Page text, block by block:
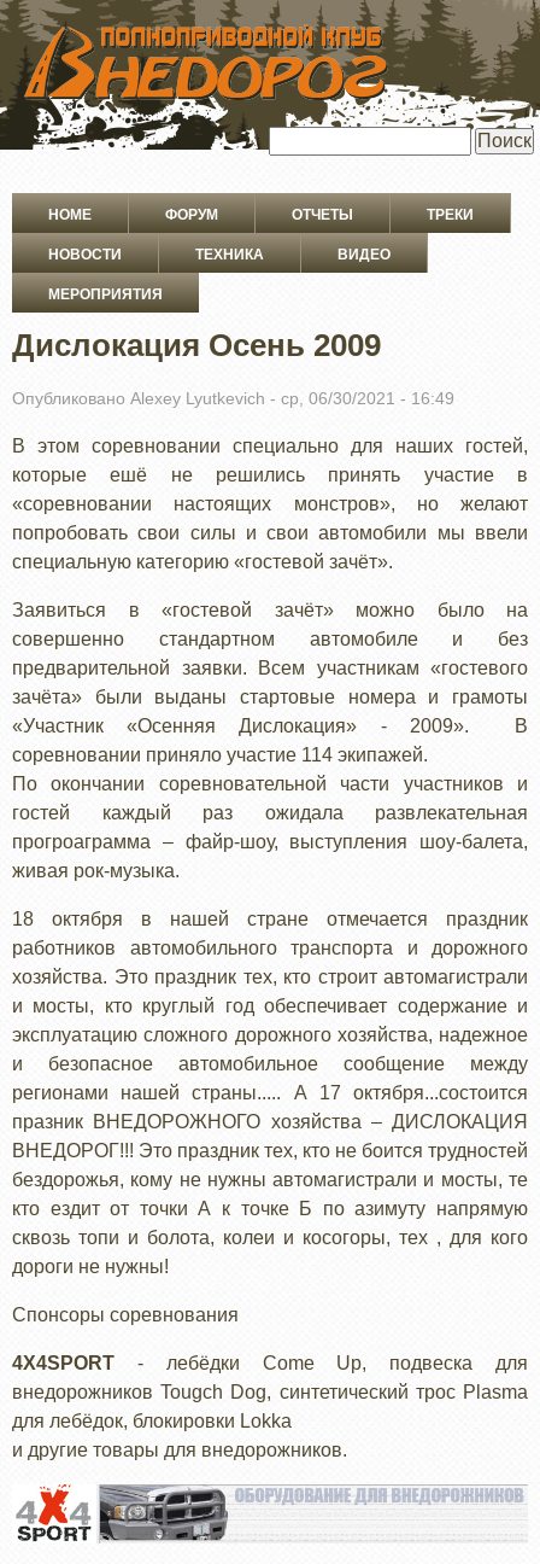
ПЕРЕЙТИ
ОСНОВНОМУ
СОДЕРЖАНИЮ
Основная
навигация
HOME ФОРУМ ОТЧЕТЫ ТРЕКИ
НОВОСТИ ТЕХНИКА ВИДЕО
МЕРОПРИЯТИЯ
Дислокация Осень 2009
Опубликовано Alexey Lyutkevich - ср, 06/30/2021 - 16:49
В этом соревновании специально для наших гостей,
которые ешё не решились принять участие в
«соревновании настоящих монстров», но желают
попробовать свои силы и свои автомобили мы ввели
специальную категорию «гостевой зачёт».
Заявиться в «гостевой зачёт» можно было на
совершенно стандартном автомобиле и без
предварительной заявки. Всем участникам «гостевого
зачёта» были выданы стартовые номера и грамоты
«Участник «Осенняя Дислокация» - 2009». В
соревновании приняло участие 114 экипажей.
По окончании соревновательной части участников и
гостей каждый раз ожидала развлекательная
прогроаграмма – файр-шоу, выступления шоу-балета,
живая рок-музыка.
18 октября в нашей стране отмечается праздник
работников автомобильного транспорта и дорожного
хозяйства. Это праздник тех, кто строит автомагистрали
и мосты, кто круглый год обеспечивает содержание и
эксплуатацию сложного дорожного хозяйства, надежное
и безопасное автомобильное сообщение между
регионами нашей страны..... А 17 октября...состоится
празник ВНЕДОРОЖНОГО хозяйства – ДИСЛОКАЦИЯ
ВНЕДОРОГ!!! Это праздник тех, кто не боится трудностей
бездорожья, кому не нужны автомагистрали и мосты, те
кто ездит от точки А к точке Б по азимуту напрямую
сквозь топи и болота, колеи и косогоры, тех , для кого
дороги не нужны!
Спонсоры соревнования
4X4SPORT - лебёдки Come Up, подвеска для
внедорожников Tougch Dog, синтетический трос Plasma
для лебёдок, блокировки Lokka
и другие товары для внедорожников.